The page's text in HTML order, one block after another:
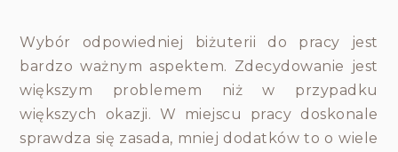
Wybór odpowiedniej biżuterii do pracy jest
bardzo ważnym aspektem. Zdecydowanie jest
większym problemem niż w przypadku
większych okazji. W miejscu pracy doskonale
sprawdza się zasada, mniej dodatków to o wiele